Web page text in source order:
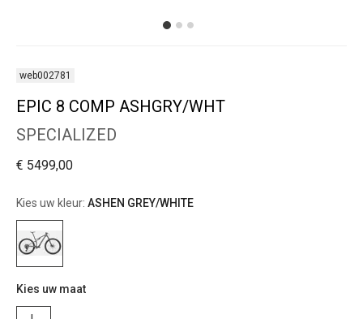
web002781
EPIC 8 COMP ASHGRY/WHT
SPECIALIZED
€ 5499,00
Kies uw kleur: ASHEN GREY/WHITE
Kies uw maat